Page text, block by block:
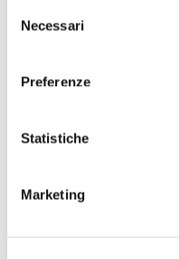
delNecessari
Preferenze
Statistiche
Marketing